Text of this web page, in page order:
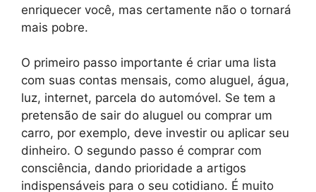
enriquecer você, mas certamente não o tornará
mais pobre.
O primeiro passo importante é criar uma lista
com suas contas mensais, como aluguel, água,
luz, internet, parcela do automóvel. Se tem a
pretensão de sair do aluguel ou comprar um
carro, por exemplo, deve investir ou aplicar seu
dinheiro. O segundo passo é comprar com
consciência, dando prioridade a artigos
indispensáveis para o seu cotidiano. É muito